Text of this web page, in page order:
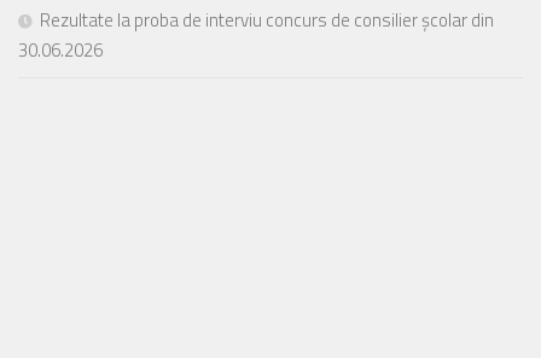
Rezultate la proba de interviu concurs de consilier școlar din
30.06.2026